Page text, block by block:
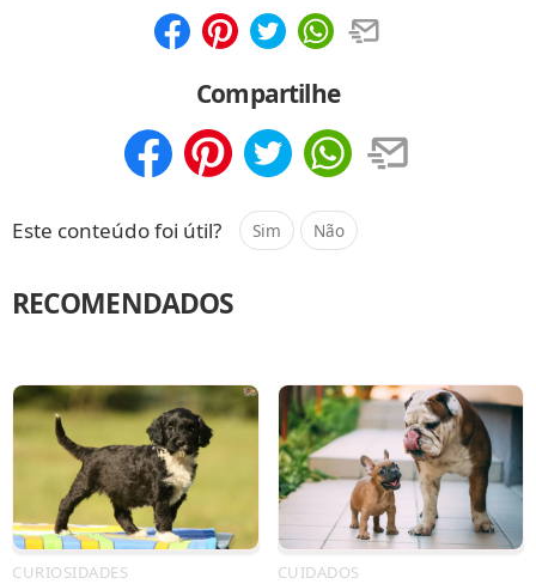
Compartilhe
Este conteúdo foi útil? Sim Não
RECOMENDADOS
CURIOSIDADES CUIDADOS